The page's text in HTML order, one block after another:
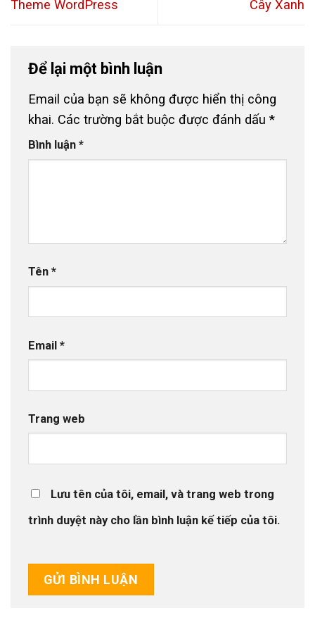
Theme WordPress Cây Xanh
Để lại một bình luận
Email của bạn sẽ không được hiển thị công
khai. Các trường bắt buộc được đánh dấu *
Bình luận *
Tên *
Email *
Trang web
Lưu tên của tôi, email, và trang web trong
trình duyệt này cho lần bình luận kế tiếp của tôi.